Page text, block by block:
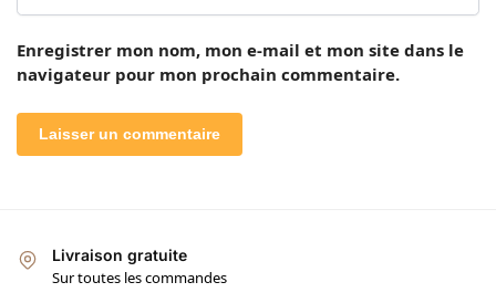
Enregistrer mon nom, mon e-mail et mon site dans le
navigateur pour mon prochain commentaire.
Livraison gratuite
Sur toutes les commandes